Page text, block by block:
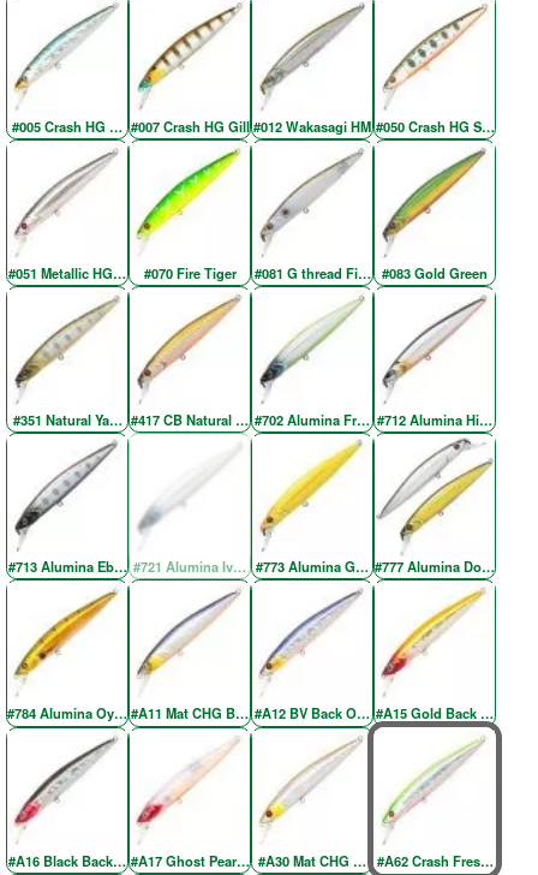
#005 Crash HG Wakasagi#007 Crash HG Gill #012 Wakasagi HM #050 Crash HG Silver
#051 Metallic HG Silver & Black OB RE
#070 Fire Tiger #081 G thread Fin Shad#083 Gold Green
#351 Natural Yamame YE#417 CB Natural Brown#702 Alumina Fresh Green SH#712 Alumina Higenaga
#713 Alumina Ebony Yamame#721 Alumina Ivory Back Silver#773 Alumina Gold Chartreuse
#777 Alumina Doublet-2
#784 Alumina Oyanirami#A11 Mat CHG BV Back OB#A12 BV Back OB RE#A15 Gold Back Red
#A16 Black Back Red Head#A17 Ghost Pearl Red Head#A30 Mat CHG Wakasaki RE#A62 Crash Fresh